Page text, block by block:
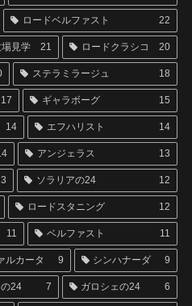
ロードベルファスト 22
場見学 21 ロードクラシコ 20
ステラミラージュ 18
17 ギャラボーグ 15
14 エフハリスト 14
アンジェラス 13
ソラリアの24 12
ロードスタニング 12
11 ベルファスト 11
ルカータ 9 シンハナーダ 9
24 7 ガロシェの24 6